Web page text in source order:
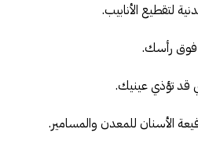
لتقطيع الأنابيب.
فوق رأسك.
قد تؤذي عينيك.
الأسنان للمعدن والمسامير.